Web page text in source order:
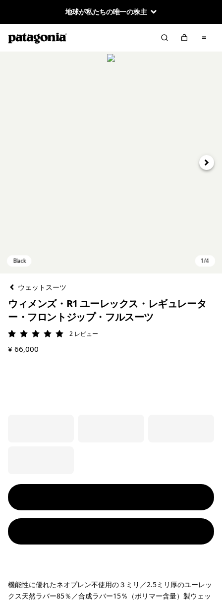
地球が私たちの唯一の株主
次へ
ウェットスーツ
ウィメンズ・R1 ユーレックス・レギュレータ
ー・フロントジップ・フルスーツ
評価: 5 / 5 2 レビュー
¥ 66,000
機能性に優れたネオプレン不使用の３ミリ／2.5ミリ厚のユーレッ
クス天然ラバー85％／合成ラバー15％（ポリマー含量）製ウェッ